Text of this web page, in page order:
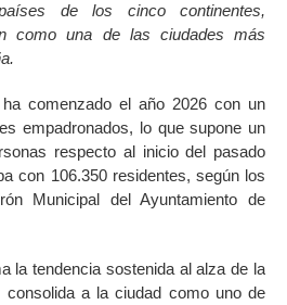
de los cinco continentes,
como una de las ciudades más
comenzado el año 2026 con un
empadronados, lo que supone un
respecto al inicio del pasado
con 106.350 residentes, según los
Municipal del Ayuntamiento de
la tendencia sostenida al alza de la
consolida a la ciudad como uno de